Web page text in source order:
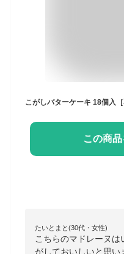
この商
たいとまと(30代・女性)
こちらのマドレーヌ
がしておいしいと思い